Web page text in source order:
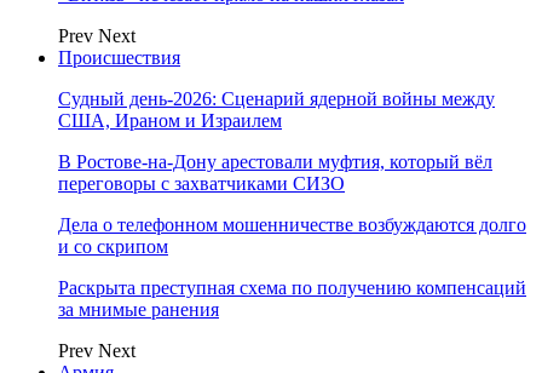
Prev Next
Происшествия
Судный день-2026: Сценарий ядерной войны между
США, Ираном и Израилем
В Ростове-на-Дону арестовали муфтия, который вёл
переговоры с захватчиками СИЗО
Дела о телефонном мошенничестве возбуждаются долго
и со скрипом
Раскрыта преступная схема по получению компенсаций
за мнимые ранения
Prev Next